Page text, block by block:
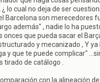
lo cual no deja de ser
Barcelona son merecedores
además" , nadie lo ha
onces que pueda sacar el
y mecanizado , Y ya
y que te puede complicar"
tirado de catálogo .
con la alineación